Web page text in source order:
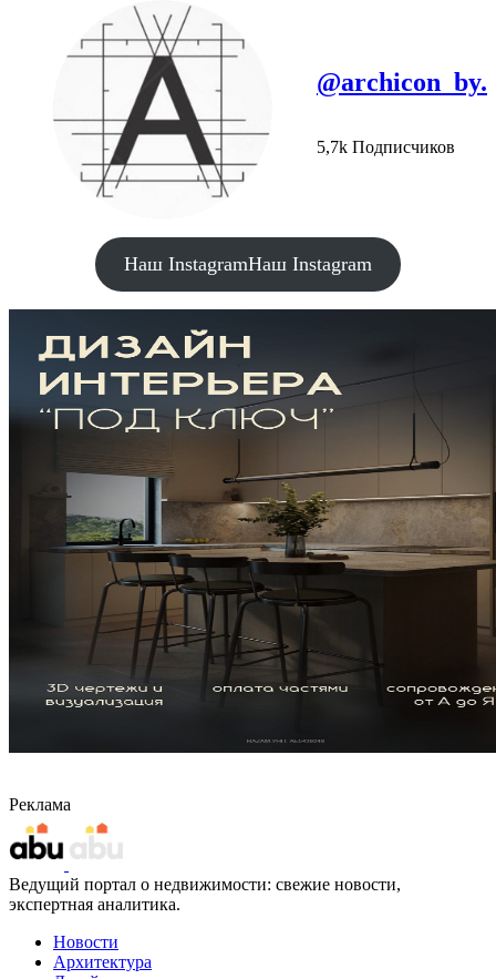
@archicon_by.
5,7k Подписчиков
Наш InstagramНаш Instagram
Реклама
Ведущий портал о недвижимости: свежие новости,
экспертная аналитика.
Новости
Архитектура